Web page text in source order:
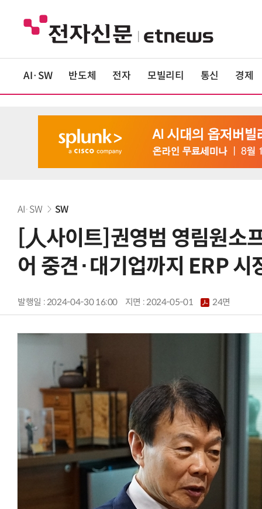
AI·SW 반도체 전자 모빌리티 통신 경제
AI·SW SW
[人사이트]권영범 영림원소
어 중견·대기업까지 ERP 시
발행일 : 2024-04-30 16:00 지면 :2024-05-01 24면